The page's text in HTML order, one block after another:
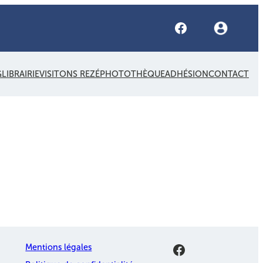
Facebook
LIBRAIRIEVISITONS REZÉPHOTOTHÈQUEADHÉSIONCONTACT
Mentions légales
Facebook